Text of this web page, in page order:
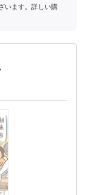
います。詳しい購